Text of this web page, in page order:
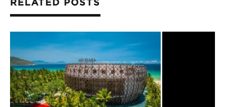
RELATED POSTS